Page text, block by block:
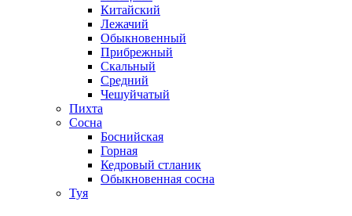
Китайский
Лежачий
Обыкновенный
Прибрежный
Скальный
Средний
Чешуйчатый
Пихта
Сосна
Боснийская
Горная
Кедровый стланик
Обыкновенная сосна
Туя